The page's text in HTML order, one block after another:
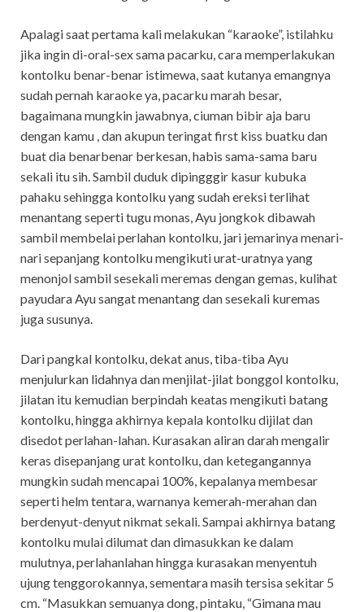
Apalagi saat pertama kali melakukan “karaoke”, istilahku
jika ingin di-oral-sex sama pacarku, cara memperlakukan
kontolku benar-benar istimewa, saat kutanya emangnya
sudah pernah karaoke ya, pacarku marah besar,
bagaimana mungkin jawabnya, ciuman bibir aja baru
dengan kamu , dan akupun teringat first kiss buatku dan
buat dia benarbenar berkesan, habis sama-sama baru
sekali itu sih. Sambil duduk dipingggir kasur kubuka
pahaku sehingga kontolku yang sudah ereksi terlihat
menantang seperti tugu monas, Ayu jongkok dibawah
sambil membelai perlahan kontolku, jari jemarinya menari-
nari sepanjang kontolku mengikuti urat-uratnya yang
menonjol sambil sesekali meremas dengan gemas, kulihat
payudara Ayu sangat menantang dan sesekali kuremas
juga susunya.
Dari pangkal kontolku, dekat anus, tiba-tiba Ayu
menjulurkan lidahnya dan menjilat-jilat bonggol kontolku,
jilatan itu kemudian berpindah keatas mengikuti batang
kontolku, hingga akhirnya kepala kontolku dijilat dan
disedot perlahan-lahan. Kurasakan aliran darah mengalir
keras disepanjang urat kontolku, dan ketegangannya
mungkin sudah mencapai 100%, kepalanya membesar
seperti helm tentara, warnanya kemerah-merahan dan
berdenyut-denyut nikmat sekali. Sampai akhirnya batang
kontolku mulai dilumat dan dimasukkan ke dalam
mulutnya, perlahanlahan hingga kurasakan menyentuh
ujung tenggorokannya, sementara masih tersisa sekitar 5
cm. “Masukkan semuanya dong, pintaku, “Gimana mau